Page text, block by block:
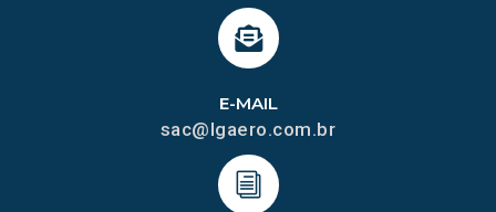
E-MAIL
sac@lgaero.com.br